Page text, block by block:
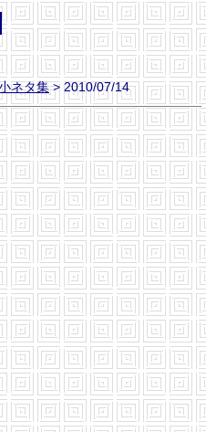
ネタ集> 2010/07/14